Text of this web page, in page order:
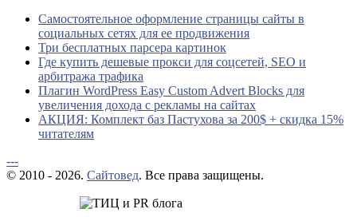
Самостоятельное оформление страницы сайты в
социальных сетях для ее продвижения
Три бесплатных парсера картинок
Где купить дешевые прокси для соцсетей, SEO и
арбитража трафика
Плагин WordPress Easy Custom Advert Blocks для
увеличения дохода с рекламы на сайтах
АКЦИЯ: Комплект баз Пастухова за 200$ + скидка 15%
читателям
---
© 2010 - 2026. Сайтовед. Все права защищены.